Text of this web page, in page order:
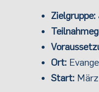
Zielgruppe:
Ort:
Start: